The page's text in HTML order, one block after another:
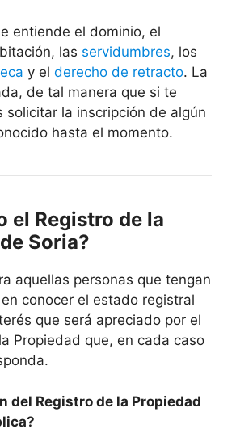
entiende el dominio, el
las servidumbres, los
y el derecho de retracto. La
de tal manera que si te
solicitar la inscripción de algún
hasta el momento.
el Registro de la
Soria?
aquellas personas que tengan
conocer el estado registral
que será apreciado por el
Propiedad que, en cada caso
del Registro de la Propiedad